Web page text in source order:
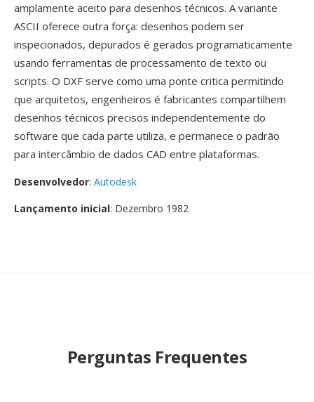
amplamente aceito para desenhos técnicos. A variante
ASCII oferece outra força: desenhos podem ser
inspecionados, depurados é gerados programaticamente
usando ferramentas de processamento de texto ou
scripts. O DXF serve como uma ponte critica permitindo
que arquitetos, engenheiros é fabricantes compartilhem
desenhos técnicos precisos independentemente do
software que cada parte utiliza, e permanece o padrão
para intercâmbio de dados CAD entre plataformas.
Desenvolvedor: Autodesk
Lançamento inicial: Dezembro 1982
Perguntas Frequentes